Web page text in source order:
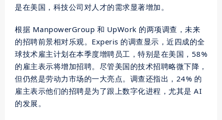
是在美国，科技公司对人才的需求显著增加。
根据 ManpowerGroup 和 UpWork 的两项调查，未来
的招聘前景相对乐观。Experis 的调查显示，近四成的全
球技术雇主计划在本季度增聘员工，特别是在美国，58%
的雇主表示将增加招聘。尽管美国的技术招聘略微下降，
但仍然是劳动力市场的一大亮点。调查还指出，24% 的
雇主表示他们的招聘是为了跟上数字化进程，尤其是 AI
的发展。